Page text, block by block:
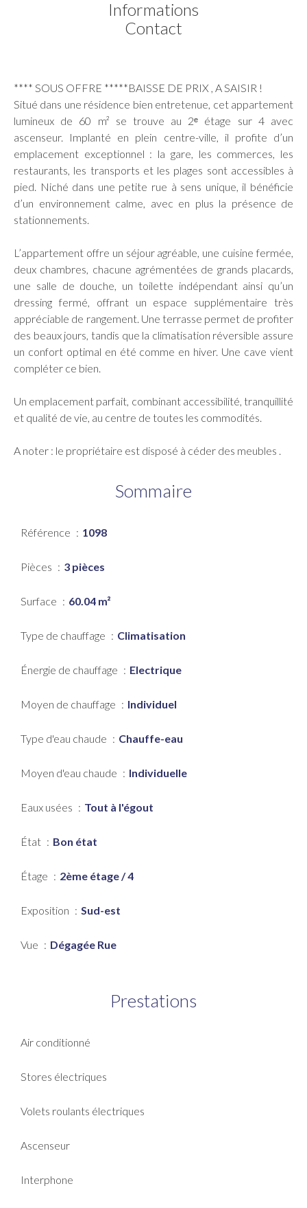
Informations
Contact
**** SOUS OFFRE *****BAISSE DE PRIX , A SAISIR !
Situé dans une résidence bien entretenue, cet appartement
lumineux de 60 m² se trouve au 2ᵉ étage sur 4 avec
ascenseur. Implanté en plein centre-ville, il profite d’un
emplacement exceptionnel : la gare, les commerces, les
restaurants, les transports et les plages sont accessibles à
pied. Niché dans une petite rue à sens unique, il bénéficie
d’un environnement calme, avec en plus la présence de
stationnements.
L’appartement offre un séjour agréable, une cuisine fermée,
deux chambres, chacune agrémentées de grands placards,
une salle de douche, un toilette indépendant ainsi qu’un
dressing fermé, offrant un espace supplémentaire très
appréciable de rangement. Une terrasse permet de profiter
des beaux jours, tandis que la climatisation réversible assure
un confort optimal en été comme en hiver. Une cave vient
compléter ce bien.
Un emplacement parfait, combinant accessibilité, tranquillité
et qualité de vie, au centre de toutes les commodités.
A noter : le propriétaire est disposé à céder des meubles .
Sommaire
Référence 1098
Pièces 3 pièces
Surface 60.04 m²
Type de chauffage Climatisation
Énergie de chauffage Electrique
Moyen de chauffage Individuel
Type d'eau chaude Chauffe-eau
Moyen d'eau chaude Individuelle
Eaux usées Tout à l'égout
État Bon état
Étage 2ème étage / 4
Exposition Sud-est
Vue Dégagée Rue
Prestations
Air conditionné
Stores électriques
Volets roulants électriques
Ascenseur
Interphone